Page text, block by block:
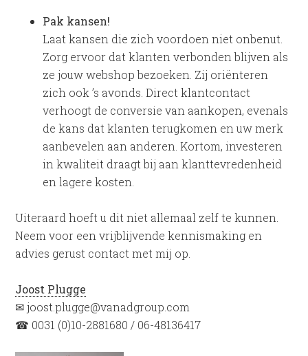
Pak kansen!
Laat kansen die zich voordoen niet onbenut.
Zorg ervoor dat klanten verbonden blijven als
ze jouw webshop bezoeken. Zij oriënteren
zich ook ’s avonds. Direct klantcontact
verhoogt de conversie van aankopen, evenals
de kans dat klanten terugkomen en uw merk
aanbevelen aan anderen. Kortom, investeren
in kwaliteit draagt bij aan klanttevredenheid
en lagere kosten.
Uiteraard hoeft u dit niet allemaal zelf te kunnen.
Neem voor een vrijblijvende kennismaking en
advies gerust contact met mij op.
Joost Plugge
✉ joost.plugge@vanadgroup.com
☎ 0031 (0)10-2881680 / 06-48136417